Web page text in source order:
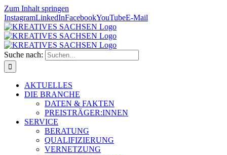
Zum Inhalt springen
InstagramLinkedInFacebookYouTubeE-Mail
Suche nach:
AKTUELLES
DIE BRANCHE
DATEN & FAKTEN
PREISTRÄGER:INNEN
SERVICE
BERATUNG
QUALIFIZIERUNG
VERNETZUNG